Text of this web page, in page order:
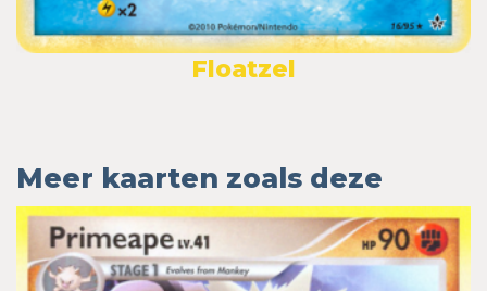
Floatzel
Meer kaarten zoals deze